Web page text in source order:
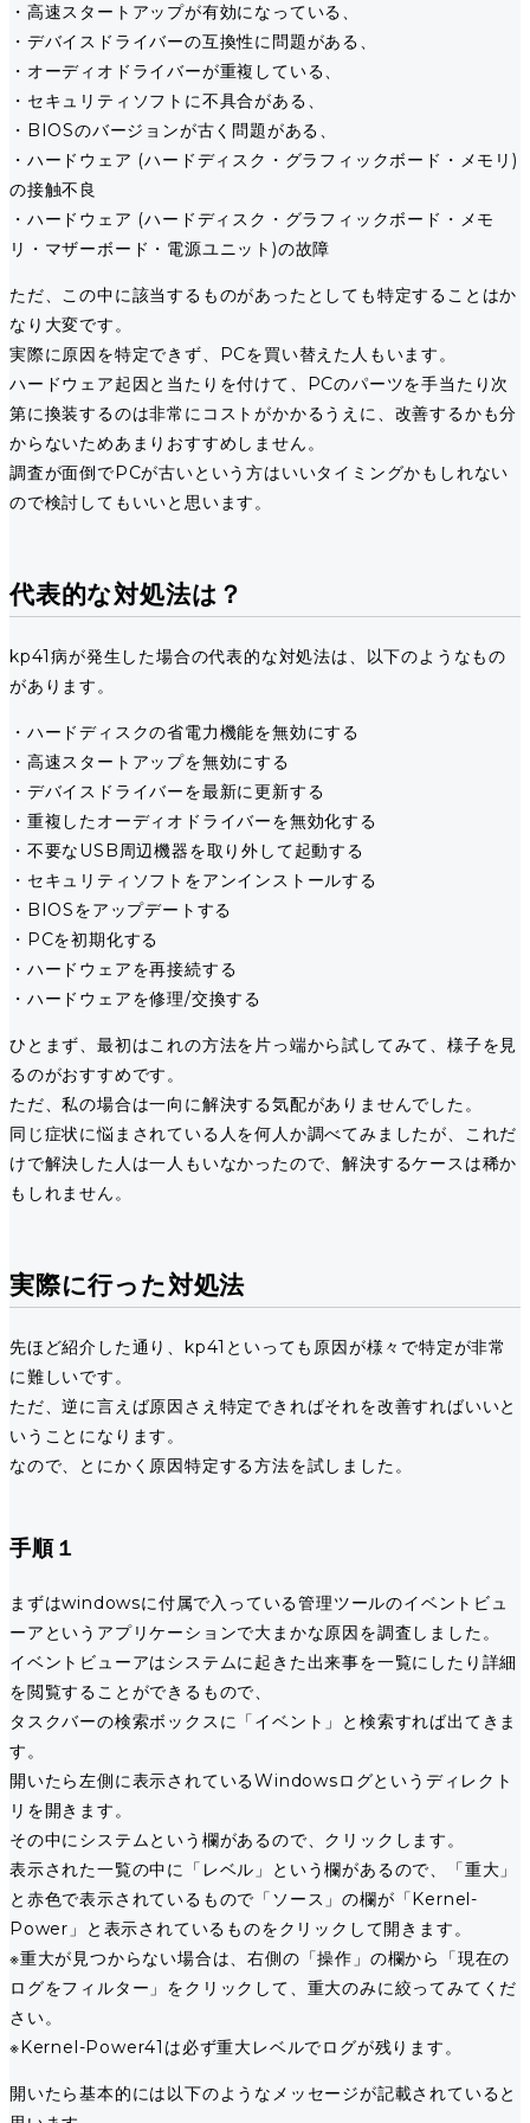
・高速スタートアップが有効になっている、
・デバイスドライバーの互換性に問題がある、
・オーディオドライバーが重複している、
・セキュリティソフトに不具合がある、
・BIOSのバージョンが古く問題がある、
・ハードウェア (ハードディスク・グラフィックボード・メモリ)
の接触不良
・ハードウェア (ハードディスク・グラフィックボード・メモ
リ・マザーボード・電源ユニット)の故障
ただ、この中に該当するものがあったとしても特定することはか
なり大変です。
実際に原因を特定できず、PCを買い替えた人もいます。
ハードウェア起因と当たりを付けて、PCのパーツを手当たり次
第に換装するのは非常にコストがかかるうえに、改善するかも分
からないためあまりおすすめしません。
調査が面倒でPCが古いという方はいいタイミングかもしれない
ので検討してもいいと思います。
代表的な対処法は？
kp41病が発生した場合の代表的な対処法は、以下のようなもの
があります。
・ハードディスクの省電力機能を無効にする
・高速スタートアップを無効にする
・デバイスドライバーを最新に更新する
・重複したオーディオドライバーを無効化する
・不要なUSB周辺機器を取り外して起動する
・セキュリティソフトをアンインストールする
・BIOSをアップデートする
・PCを初期化する
・ハードウェアを再接続する
・ハードウェアを修理/交換する
ひとまず、最初はこれの方法を片っ端から試してみて、様子を見
るのがおすすめです。
ただ、私の場合は一向に解決する気配がありませんでした。
同じ症状に悩まされている人を何人か調べてみましたが、これだ
けで解決した人は一人もいなかったので、解決するケースは稀か
もしれません。
実際に行った対処法
先ほど紹介した通り、kp41といっても原因が様々で特定が非常
に難しいです。
ただ、逆に言えば原因さえ特定できればそれを改善すればいいと
いうことになります。
なので、とにかく原因特定する方法を試しました。
手順１
まずはwindowsに付属で入っている管理ツールのイベントビュ
ーアというアプリケーションで大まかな原因を調査しました。
イベントビューアはシステムに起きた出来事を一覧にしたり詳細
を閲覧することができるもので、
タスクバーの検索ボックスに「イベント」と検索すれば出てきま
す。
開いたら左側に表示されているWindowsログというディレクト
リを開きます。
その中にシステムという欄があるので、クリックします。
表示された一覧の中に「レベル」という欄があるので、「重大」
と赤色で表示されているもので「ソース」の欄が「Kernel-
Power」と表示されているものをクリックして開きます。
※重大が見つからない場合は、右側の「操作」の欄から「現在の
ログをフィルター」をクリックして、重大のみに絞ってみてくだ
さい。
※Kernel-Power41は必ず重大レベルでログが残ります。
開いたら基本的には以下のようなメッセージが記載されていると